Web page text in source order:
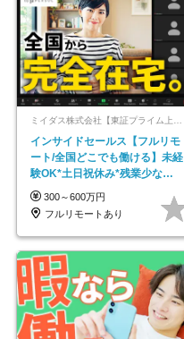
インサイドセールス【フルリモ
ート/全国どこでも働ける】未経
験OK*土日祝休み*残業少なめ*
在宅勤務手当あり
300～600万円
フルリモートあり